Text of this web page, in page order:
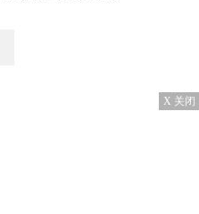
X 关闭